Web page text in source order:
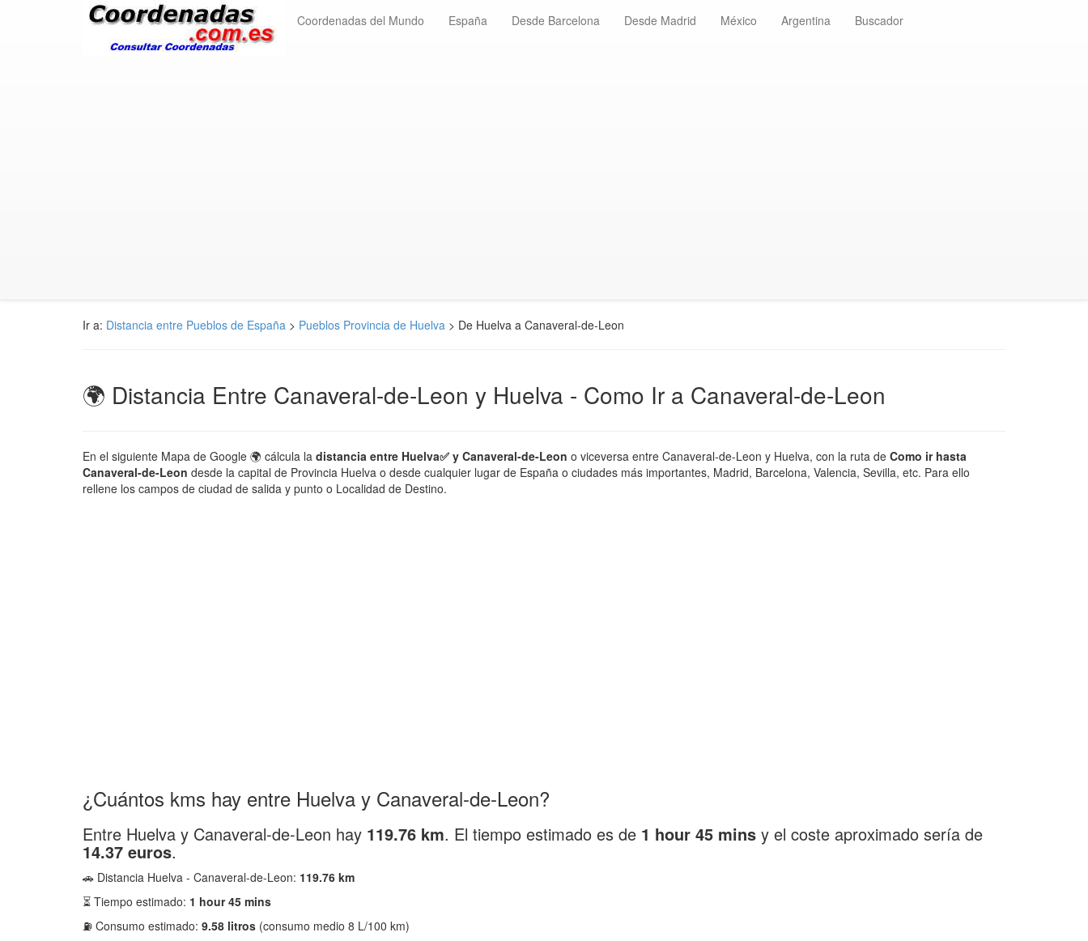
Coordenadas del Mundo España Desde Barcelona Desde Madrid México Argentina Buscador
Ir a: Distancia entre Pueblos de España > Pueblos Provincia de Huelva > De Huelva a Canaveral-de-Leon
🌍 Distancia Entre Canaveral-de-Leon y Huelva - Como Ir a Canaveral-de-Leon
En el siguiente Mapa de Google 🌍 cálcula la distancia entre Huelva✅ y Canaveral-de-Leon o viceversa entre Canaveral-de-Leon y Huelva, con la ruta de Como ir hasta
Canaveral-de-Leon desde la capital de Provincia Huelva o desde cualquier lugar de España o ciudades más importantes, Madrid, Barcelona, Valencia, Sevilla, etc. Para ello
rellene los campos de ciudad de salida y punto o Localidad de Destino.
¿Cuántos kms hay entre Huelva y Canaveral-de-Leon?
Entre Huelva y Canaveral-de-Leon hay 119.76 km. El tiempo estimado es de 1 hour 45 mins y el coste aproximado sería de
14.37 euros.
🚗 Distancia Huelva - Canaveral-de-Leon: 119.76 km
⏳ Tiempo estimado: 1 hour 45 mins
⛽ Consumo estimado: 9.58 litros (consumo medio 8 L/100 km)